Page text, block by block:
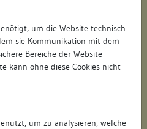
um die Website technisch
sie Kommunikation mit dem
Bereiche der Website
kann ohne diese Cookies nicht
um zu analysieren, welche
06.02.2012
Als PDF herunterladen: